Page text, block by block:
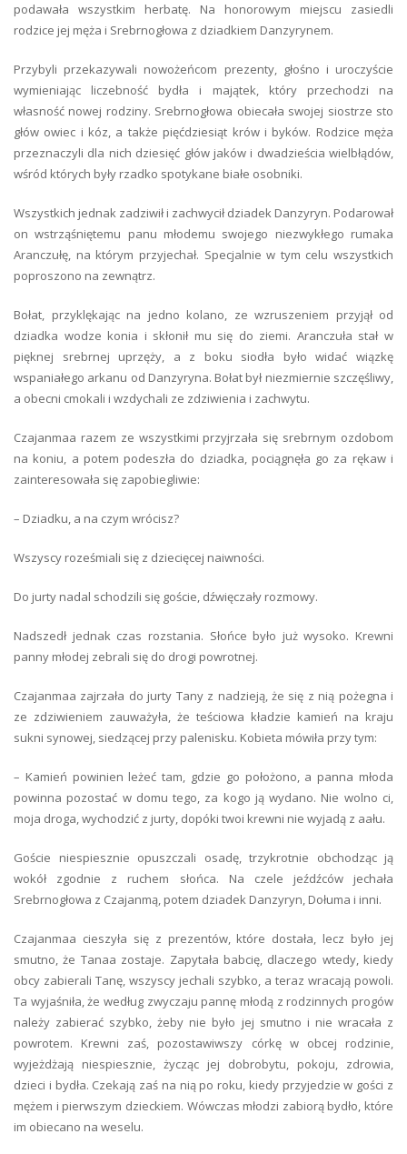
podawała wszystkim herbatę. Na honorowym miejscu zasiedli
rodzice jej męża i Srebrnogłowa z dziadkiem Danzyrynem.
Przybyli przekazywali nowożeńcom prezenty, głośno i uroczyście
wymieniając liczebność bydła i majątek, który przechodzi na
własność nowej rodziny. Srebrnogłowa obiecała swojej siostrze sto
głów owiec i kóz, a także pięćdziesiąt krów i byków. Rodzice męża
przeznaczyli dla nich dziesięć głów jaków i dwadzieścia wielbłądów,
wśród których były rzadko spotykane białe osobniki.
Wszystkich jednak zadziwił i zachwycił dziadek Danzyryn. Podarował
on wstrząśniętemu panu młodemu swojego niezwykłego rumaka
Aranczułę, na którym przyjechał. Specjalnie w tym celu wszystkich
poproszono na zewnątrz.
Bołat, przyklękając na jedno kolano, ze wzruszeniem przyjął od
dziadka wodze konia i skłonił mu się do ziemi. Aranczuła stał w
pięknej srebrnej uprzęży, a z boku siodła było widać wiązkę
wspaniałego arkanu od Danzyryna. Bołat był niezmiernie szczęśliwy,
a obecni cmokali i wzdychali ze zdziwienia i zachwytu.
Czajanmaa razem ze wszystkimi przyjrzała się srebrnym ozdobom
na koniu, a potem podeszła do dziadka, pociągnęła go za rękaw i
zainteresowała się zapobiegliwie:
– Dziadku, a na czym wrócisz?
Wszyscy roześmiali się z dziecięcej naiwności.
Do jurty nadal schodzili się goście, dźwięczały rozmowy.
Nadszedł jednak czas rozstania. Słońce było już wysoko. Krewni
panny młodej zebrali się do drogi powrotnej.
Czajanmaa zajrzała do jurty Tany z nadzieją, że się z nią pożegna i
ze zdziwieniem zauważyła, że teściowa kładzie kamień na kraju
sukni synowej, siedzącej przy palenisku. Kobieta mówiła przy tym:
– Kamień powinien leżeć tam, gdzie go położono, a panna młoda
powinna pozostać w domu tego, za kogo ją wydano. Nie wolno ci,
moja droga, wychodzić z jurty, dopóki twoi krewni nie wyjadą z aału.
Goście niespiesznie opuszczali osadę, trzykrotnie obchodząc ją
wokół zgodnie z ruchem słońca. Na czele jeźdźców jechała
Srebrnogłowa z Czajanmą, potem dziadek Danzyryn, Dołuma i inni.
Czajanmaa cieszyła się z prezentów, które dostała, lecz było jej
smutno, że Tanaa zostaje. Zapytała babcię, dlaczego wtedy, kiedy
obcy zabierali Tanę, wszyscy jechali szybko, a teraz wracają powoli.
Ta wyjaśniła, że według zwyczaju pannę młodą z rodzinnych progów
należy zabierać szybko, żeby nie było jej smutno i nie wracała z
powrotem. Krewni zaś, pozostawiwszy córkę w obcej rodzinie,
wyjeżdżają niespiesznie, życząc jej dobrobytu, pokoju, zdrowia,
dzieci i bydła. Czekają zaś na nią po roku, kiedy przyjedzie w gości z
mężem i pierwszym dzieckiem. Wówczas młodzi zabiorą bydło, które
im obiecano na weselu.